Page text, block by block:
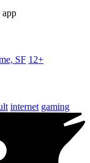
SF 12+
internet gaming